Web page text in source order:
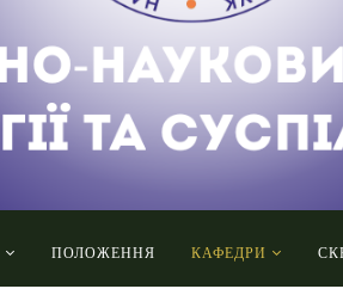
ПОЛОЖЕННЯ КАФЕДРИ